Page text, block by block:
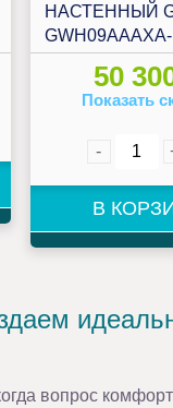
НАСТЕННЫЙ
GWH09AAAXA-
K3NNA2A
50
Показать
-
В
вопрос